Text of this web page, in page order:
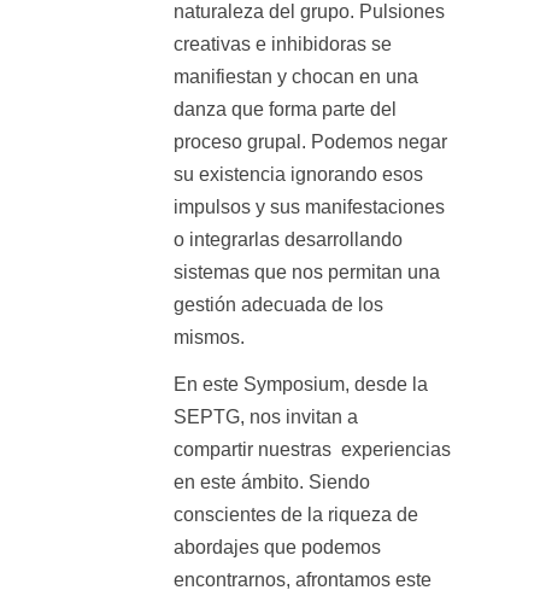
naturaleza del grupo. Pulsiones
creativas e inhibidoras se
manifiestan y chocan en una
danza que forma parte del
proceso grupal. Podemos negar
su existencia ignorando esos
impulsos y sus manifestaciones
o integrarlas desarrollando
sistemas que nos permitan una
gestión adecuada de los
mismos.
En este Symposium, desde la
SEPTG, nos invitan a
compartir nuestras experiencias
en este ámbito. Siendo
conscientes de la riqueza de
abordajes que podemos
encontrarnos, afrontamos este